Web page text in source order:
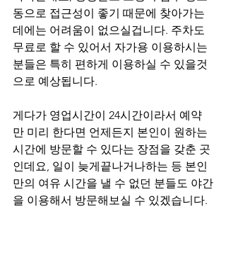
동으로 접근성이 좋기 때문에 찾아가는
데에는 어려움이 없으실겁니다. 주차도
무료로 할 수 있어서 자가용 이용하시는
분들은 특히 편하게 이용하실 수 있을것
으로 예상됩니다.
게다가 영업시간이 24시간이라서 예약
만 미리 한다면 언제든지 본인이 원하는
시간에 방문할 수 있다는 장점을 갖춘 곳
인데요, 일이 늦게끝나거나하는 등 본인
만의 여유 시간을 낼 수 없던 분들도 야간
을 이용해서 방문해보실 수 있겠습니다.